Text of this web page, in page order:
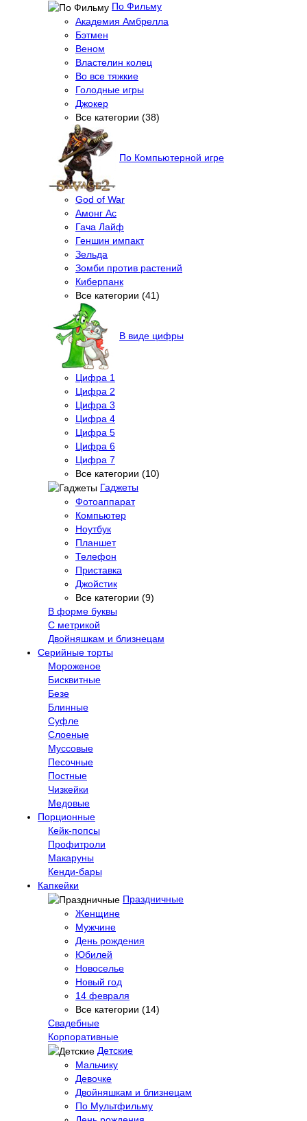
По Фильму
Академия Амбрелла
Бэтмен
Веном
Властелин колец
Во все тяжкие
Голодные игры
Джокер
Все категории (38)
По Компьютерной игре
God of War
Амонг Ас
Гача Лайф
Геншин импакт
Зельда
Зомби против растений
Киберпанк
Все категории (41)
В виде цифры
Цифра 1
Цифра 2
Цифра 3
Цифра 4
Цифра 5
Цифра 6
Цифра 7
Все категории (10)
Гаджеты
Фотоаппарат
Компьютер
Ноутбук
Планшет
Телефон
Приставка
Джойстик
Все категории (9)
В форме буквы
С метрикой
Двойняшкам и близнецам
Серийные торты
Мороженое
Бисквитные
Безе
Блинные
Суфле
Слоеные
Муссовые
Песочные
Постные
Чизкейки
Медовые
Порционные
Кейк-попсы
Профитроли
Макаруны
Кенди-бары
Капкейки
Праздничные
Женщине
Мужчине
День рождения
Юбилей
Новоселье
Новый год
14 февраля
Все категории (14)
Свадебные
Корпоративные
Детские
Мальчику
Девочке
Двойняшкам и близнецам
По Мультфильму